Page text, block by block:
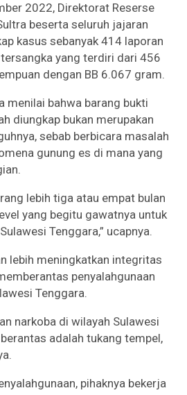
2022, Direktorat Reserse
beserta seluruh jajaran
kasus sebanyak 414 laporan
yang terdiri dari 456
dengan BB 6.067 gram.
menilai bahwa barang bukti
diungkap bukan merupakan
sebab berbicara masalah
gunung es di mana yang
lebih tiga atau empat bulan
yang begitu gawatnya untuk
Tenggara,” ucapnya.
lebih meningkatkan integritas
penyalahgunaan
Tenggara.
narkoba di wilayah Sulawesi
adalah tukang tempel,
pihaknya bekerja